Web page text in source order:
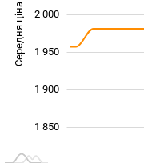
Середня ціна
1 850
1 900
1 950
2 000